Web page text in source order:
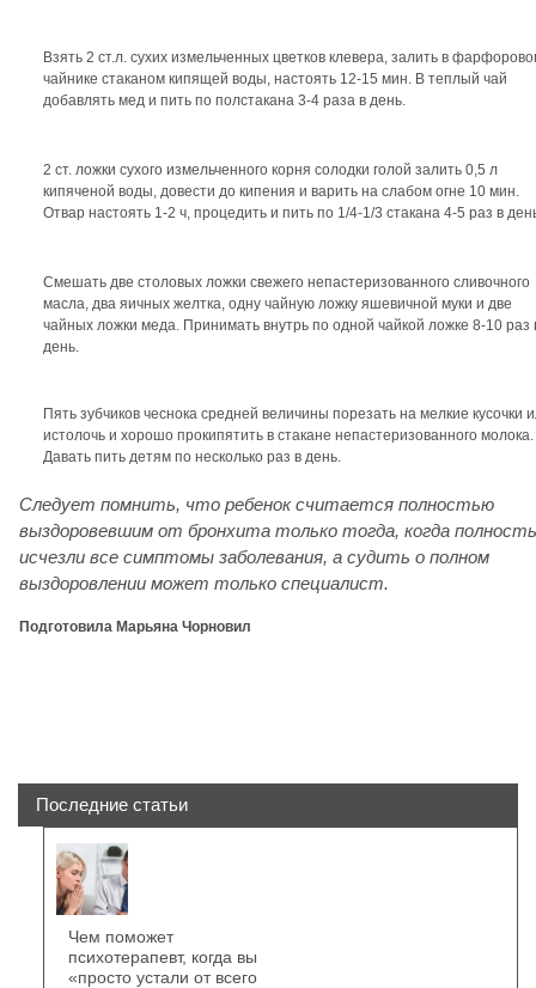
Взять 2 ст.л. сухих измельченных цветков клевера, залить в
чайнике стаканом кипящей воды, настоять 12-15 мин. В теплый чай
добавлять мед и пить по полстакана 3-4 раза в день.
2 ст. ложки сухого измельченного корня солодки голой залить 0,5 л
кипяченой воды, довести до кипения и варить на слабом огне 10 мин.
Отвар настоять 1-2 ч, процедить и пить по 1/4-1/3 стакана 4-5 раз в
Смешать две столовых ложки свежего непастеризованного сливочного
масла, два яичных желтка, одну чайную ложку яшевичной муки и две
чайных ложки меда. Принимать внутрь по одной чайкой ложке 8-10 раз
день.
Пять зубчиков чеснока средней величины порезать на мелкие кусочки
истолочь и хорошо прокипятить в стакане непастеризованного молока.
Давать пить детям по несколько раз в день.
Следует помнить, что ребенок считается полностью
выздоровевшим от бронхита только тогда, когда
исчезли все симптомы заболевания, а судить о полном
выздоровлении может только специалист.
Подготовила Марьяна Чорновил
Последние статьи
Чем поможет
психотерапевт, когда вы
«просто устали от всего